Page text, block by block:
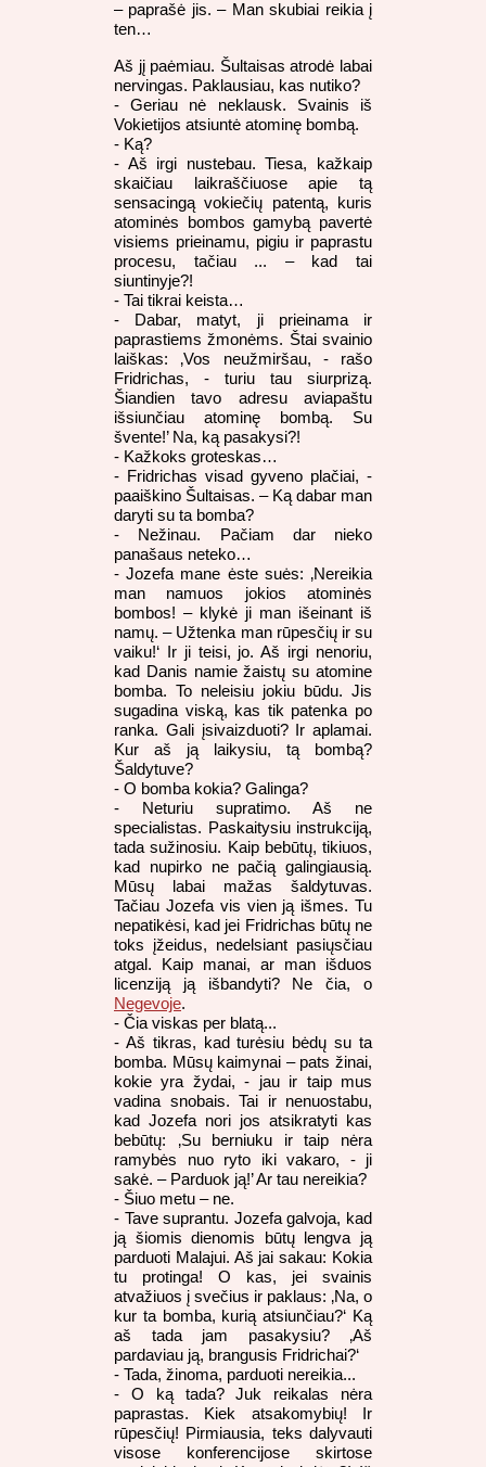
– paprašė jis. – Man skubiai reikia į
ten…
Aš jį paėmiau. Šultaisas atrodė labai
nervingas. Paklausiau, kas nutiko?
- Geriau nė neklausk. Svainis iš
Vokietijos atsiuntė atominę bombą.
- Ką?
- Aš irgi nustebau. Tiesa, kažkaip
skaičiau laikraščiuose apie tą
sensacingą vokiečių patentą, kuris
atominės bombos gamybą pavertė
visiems prieinamu, pigiu ir paprastu
procesu, tačiau ... – kad tai
siuntinyje?!
- Tai tikrai keista…
- Dabar, matyt, ji prieinama ir
paprastiems žmonėms. Štai svainio
laiškas: ‚Vos neužmiršau, - rašo
Fridrichas, - turiu tau siurprizą.
Šiandien tavo adresu aviapaštu
išsiunčiau atominę bombą. Su
švente!’ Na, ką pasakysi?!
- Kažkoks groteskas…
- Fridrichas visad gyveno plačiai, -
paaiškino Šultaisas. – Ką dabar man
daryti su ta bomba?
- Nežinau. Pačiam dar nieko
panašaus neteko…
- Jozefa mane ėste suės: ‚Nereikia
man namuos jokios atominės
bombos! – klykė ji man išeinant iš
namų. – Užtenka man rūpesčių ir su
vaiku!‘ Ir ji teisi, jo. Aš irgi nenoriu,
kad Danis namie žaistų su atomine
bomba. To neleisiu jokiu būdu. Jis
sugadina viską, kas tik patenka po
ranka. Gali įsivaizduoti? Ir aplamai.
Kur aš ją laikysiu, tą bombą?
Šaldytuve?
- O bomba kokia? Galinga?
- Neturiu supratimo. Aš ne
specialistas. Paskaitysiu instrukciją,
tada sužinosiu. Kaip bebūtų, tikiuos,
kad nupirko ne pačią galingiausią.
Mūsų labai mažas šaldytuvas.
Tačiau Jozefa vis vien ją išmes. Tu
nepatikėsi, kad jei Fridrichas būtų ne
toks įžeidus, nedelsiant pasiųsčiau
atgal. Kaip manai, ar man išduos
licenziją ją išbandyti? Ne čia, o
Negevoje.
- Čia viskas per blatą...
- Aš tikras, kad turėsiu bėdų su ta
bomba. Mūsų kaimynai – pats žinai,
kokie yra žydai, - jau ir taip mus
vadina snobais. Tai ir nenuostabu,
kad Jozefa nori jos atsikratyti kas
bebūtų: ‚Su berniuku ir taip nėra
ramybės nuo ryto iki vakaro, - ji
sakė. – Parduok ją!’ Ar tau nereikia?
- Šiuo metu – ne.
- Tave suprantu. Jozefa galvoja, kad
ją šiomis dienomis būtų lengva ją
parduoti Malajui. Aš jai sakau: Kokia
tu protinga! O kas, jei svainis
atvažiuos į svečius ir paklaus: ‚Na, o
kur ta bomba, kurią atsiunčiau?‘ Ką
aš tada jam pasakysiu? ‚Aš
pardaviau ją, brangusis Fridrichai?‘
- Tada, žinoma, parduoti nereikia...
- O ką tada? Juk reikalas nėra
paprastas. Kiek atsakomybių! Ir
rūpesčių! Pirmiausia, teks dalyvauti
visose konferencijose skirtose